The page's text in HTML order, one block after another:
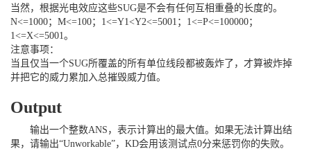
当然，根据光电效应这些SUG是不会有任何互相重叠的长度的。
N<=1000；M<=100；1<=Y1<Y2<=5001；1<=P<=100000；
1<=X<=5001。
注意事项：
当且仅当一个SUG所覆盖的所有单位线段都被轰炸了，才算被炸掉
并把它的威力累加入总摧毁威力值。
Output
输出一个整数ANS，表示计算出的最大值。如果无法计算出结
果，请输出“Unworkable”，KD会用该测试点0分来惩罚你的失败。